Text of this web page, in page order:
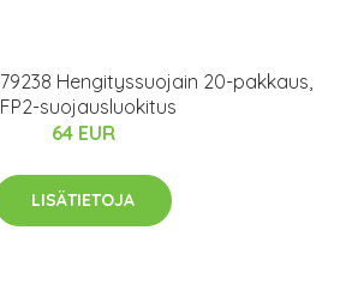
Hengityssuojain 20-pakkaus,
suojausluokitus
64 EUR
LISÄTIETOJA